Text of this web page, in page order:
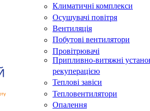
Климатичні комплекси
Осушувачі повітря
Вентиляція
Побутові вентилятори
Провітрювачі
Припливно-витяжні
рекуперацією
Теплові завіси
Тепловентилятори
Опалення